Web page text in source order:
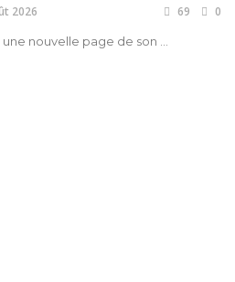
2026 69 0
nouvelle page de son ...